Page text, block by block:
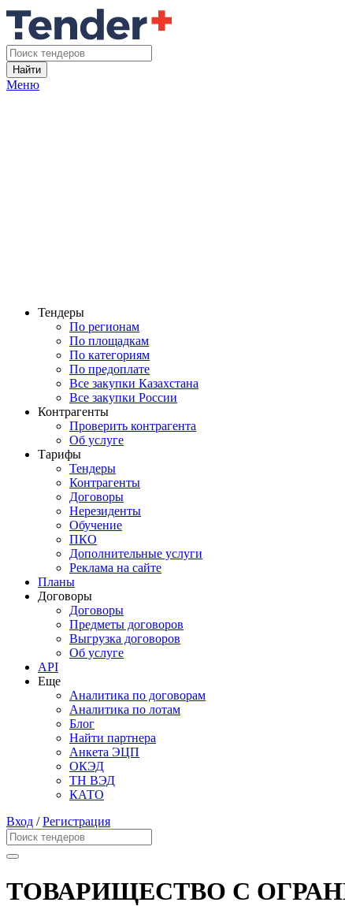
Найти
Меню
Тендеры
По регионам
По площадкам
По категориям
По предоплате
Все закупки Казахстана
Все закупки России
Контрагенты
Проверить контрагента
Об услуге
Тарифы
Тендеры
Контрагенты
Договоры
Нерезиденты
Обучение
ПКО
Дополнительные услуги
Реклама на сайте
Планы
Договоры
Договоры
Предметы договоров
Выгрузка договоров
Об услуге
API
Еще
Аналитика по договорам
Аналитика по лотам
Блог
Найти партнера
Анкета ЭЦП
ОКЭД
ТН ВЭД
КАТО
Вход /Регистрация
ТОВАРИЩЕСТВО С